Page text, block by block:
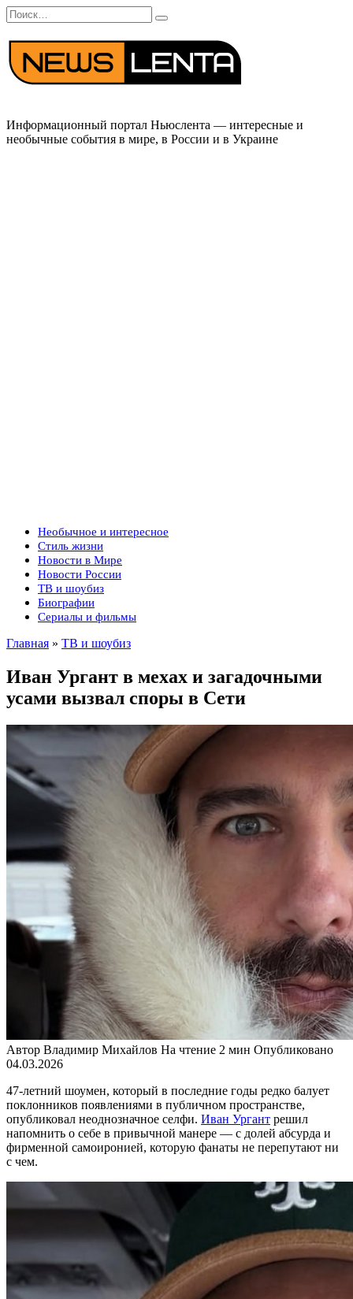
Перейти
к
содержанию
Search
for:
Информационный портал Ньюслента — интересные и
необычные события в мире, в России и в Украине
Необычное и интересное
Стиль жизни
Новости в Мире
Новости России
ТВ и шоубиз
Биографии
Сериалы и фильмы
Главная » ТВ и шоубиз
Иван Ургант в мехах и загадочными
усами вызвал споры в Сети
Автор Владимир Михайлов На чтение 2 мин Опубликовано
04.03.2026
47-летний шоумен, который в последние годы редко балует
поклонников появлениями в публичном пространстве,
опубликовал неоднозначное селфи. Иван Ургант решил
напомнить о себе в привычной манере — с долей абсурда и
фирменной самоиронией, которую фанаты не перепутают ни
с чем.